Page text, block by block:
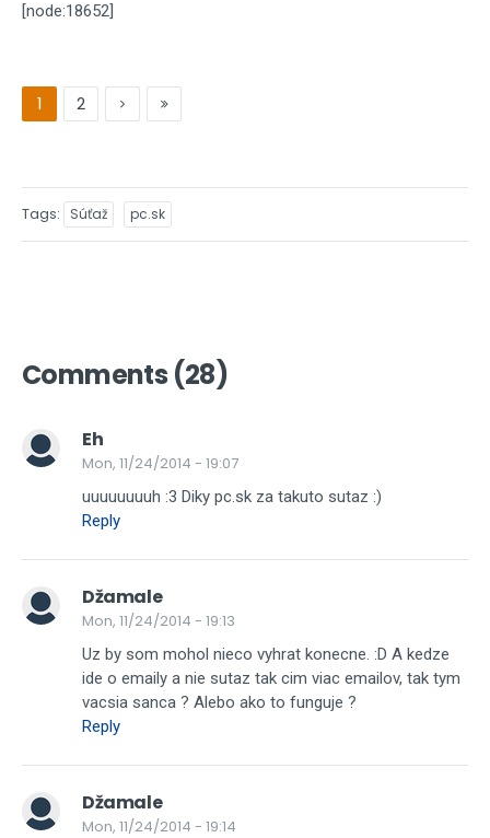
[node:18652]
1 2
Tags Súťaž pc.sk
Comments (28)
Eh
Mon, 11/24/2014 - 19:07
uuuuuuuuh :3 Diky pc.sk za takuto sutaz :)
Reply
Džamale
Mon, 11/24/2014 - 19:13
Uz by som mohol nieco vyhrat konecne. :D A kedze
ide o emaily a nie sutaz tak cim viac emailov, tak tym
vacsia sanca ? Alebo ako to funguje ?
Reply
Džamale
Mon, 11/24/2014 - 19:14